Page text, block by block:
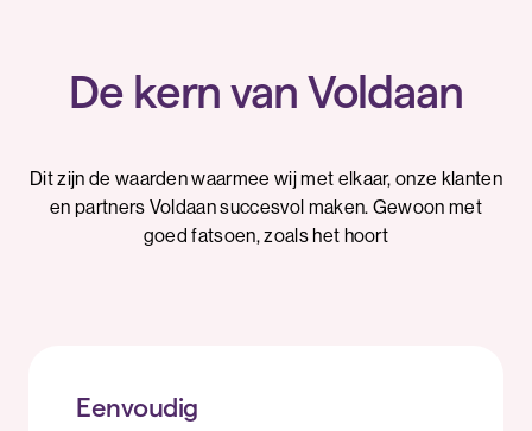
De kern van Voldaan
Dit zijn de waarden waarmee wij met elkaar, onze klanten
en partners Voldaan succesvol maken. Gewoon met
goed fatsoen, zoals het hoort
Eenvoudig